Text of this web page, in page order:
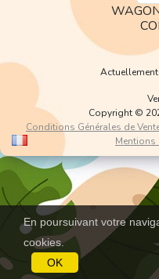
Copyright ©
Conditions Générales de
Mentions
En poursuivant votre
cookies.
OK